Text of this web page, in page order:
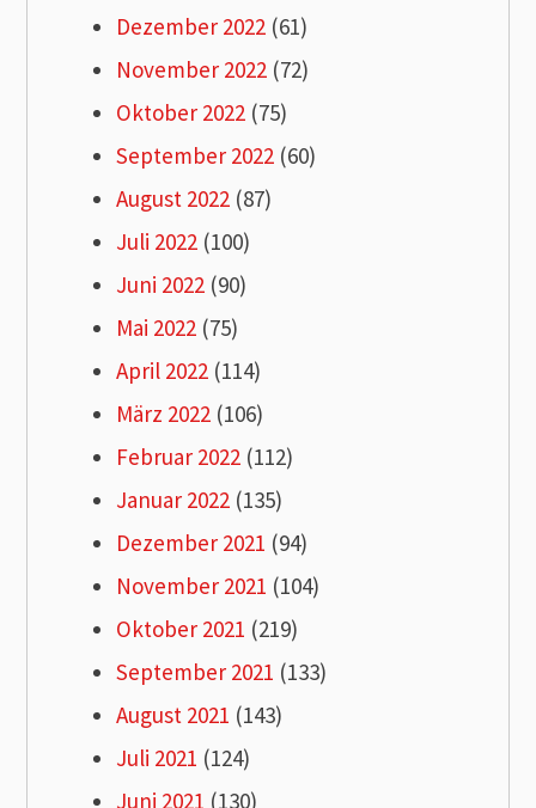
Dezember 2022 (61)
November 2022 (72)
Oktober 2022 (75)
September 2022 (60)
August 2022 (87)
Juli 2022 (100)
Juni 2022 (90)
Mai 2022 (75)
April 2022 (114)
März 2022 (106)
Februar 2022 (112)
Januar 2022 (135)
Dezember 2021 (94)
November 2021 (104)
Oktober 2021 (219)
September 2021 (133)
August 2021 (143)
Juli 2021 (124)
Juni 2021 (130)